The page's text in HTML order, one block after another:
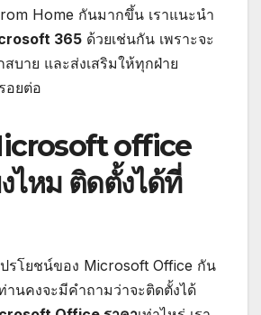
Home กันมากขึ้น เราแนะนำ
365 ด้วยเช่นกัน เพราะจะ
บาย และส่งเสริมให้ทุกฝ่าย
อยต่อ
office
ไหม ติดตั้งได้ที่
รโยชน์ของ Microsoft Office กัน
านคงจะมีคำถามว่าจะติดตั้งได้